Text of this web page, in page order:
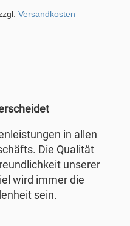
Versandkosten
in allen
Die Qualität
unserer
wird immer die
sein.